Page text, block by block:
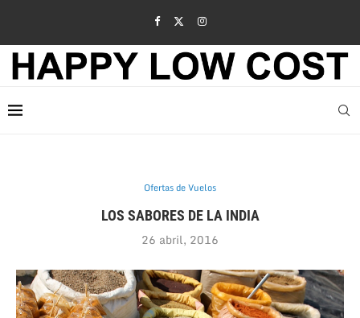
Ofertas de Vuelos
LOS SABORES DE LA INDIA
26 abril, 2016